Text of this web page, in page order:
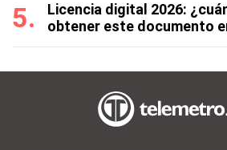
Licencia digital 2026:
obtener este documento